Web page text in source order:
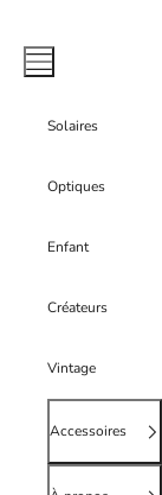
Menu
Solaires
Optiques
Enfant
Créateurs
Vintage
Accessoires